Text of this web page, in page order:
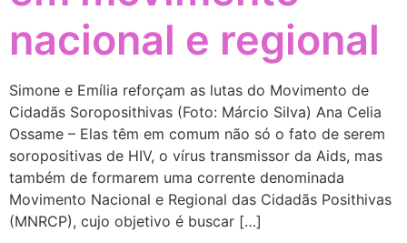
nacional e regional
Simone e Emília reforçam as lutas do Movimento de
Cidadãs Soroposithivas (Foto: Márcio Silva) Ana Celia
Ossame – Elas têm em comum não só o fato de serem
soropositivas de HIV, o vírus transmissor da Aids, mas
também de formarem uma corrente denominada
Movimento Nacional e Regional das Cidadãs Posithivas
(MNRCP), cujo objetivo é buscar […]